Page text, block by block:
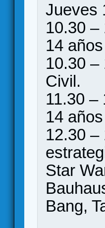
Jueves
10.30 –
14
10.30 –
Civil.
11.30 –
14
12.30 –
Star
Bang,